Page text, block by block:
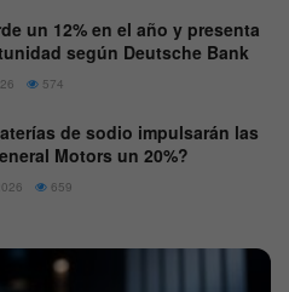
un 12% en el año y presenta
según Deutsche Bank
574
de sodio impulsarán las
Motors un 20%?
659